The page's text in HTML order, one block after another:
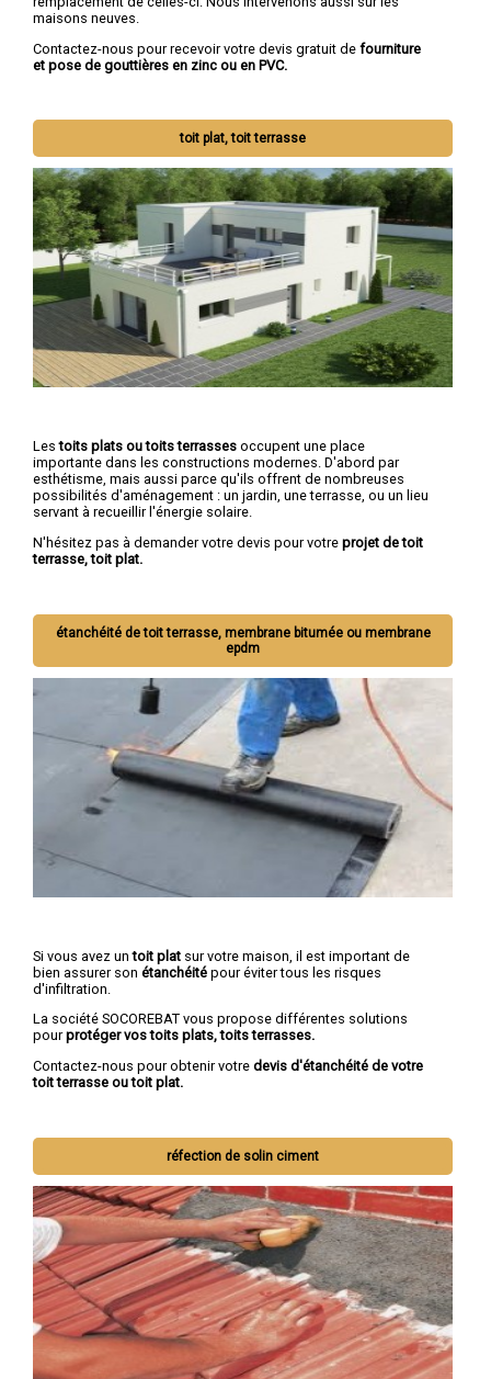
maisons neuves.
Contactez-nous pour recevoir votre devis gratuit de fourniture
et pose de gouttières en zinc ou en PVC.
toit plat, toit terrasse
Lestoits plats ou toits terrasses occupent une place
importante dans les constructions modernes. D'abord par
esthétisme, mais aussi parce qu'ils offrent de nombreuses
possibilités d'aménagement : un jardin, une terrasse, ou un lieu
servant à recueillir l'énergie solaire.
N'hésitez pas à demander votre devis pour votre projet de toit
terrasse, toit plat.
étanchéité de toit terrasse, membrane bitumée ou membrane
epdm
Si vous avez untoit plat sur votre maison, il est important de
bien assurer son étanchéité pour éviter tous les risques
d'infiltration.
La société SOCOREBAT vous propose différentes solutions
pourprotéger vos toits plats, toits terrasses.
Contactez-nous pour obtenir votre devis d'étanchéité de votre
toit terrasse ou toit plat.
réfection de solin ciment